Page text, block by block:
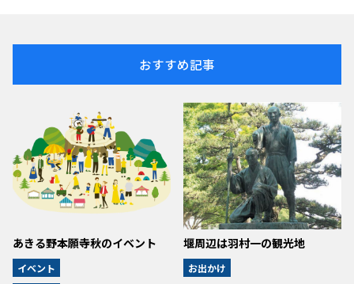
おすすめ記事
あきる野本願寺秋のイベント
イベント
堰周辺は羽村一の観光地
お出かけ